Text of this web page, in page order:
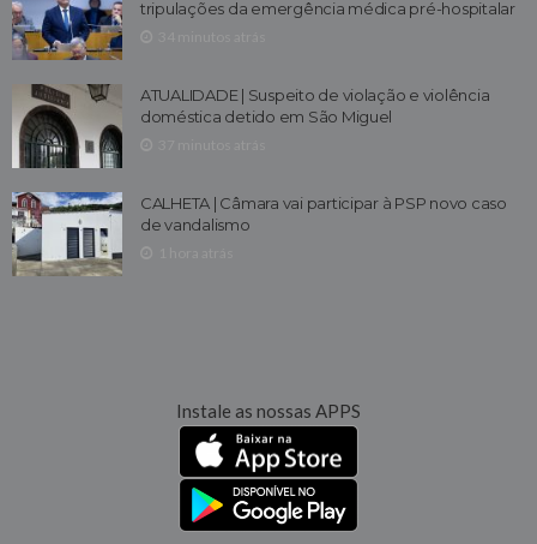
tripulações da emergência médica pré-hospitalar
ATUALIDADE | Suspeito de violação e violência
doméstica detido em São Miguel
CALHETA | Câmara vai participar à PSP novo caso
de vandalismo
Instale as nossas APPS